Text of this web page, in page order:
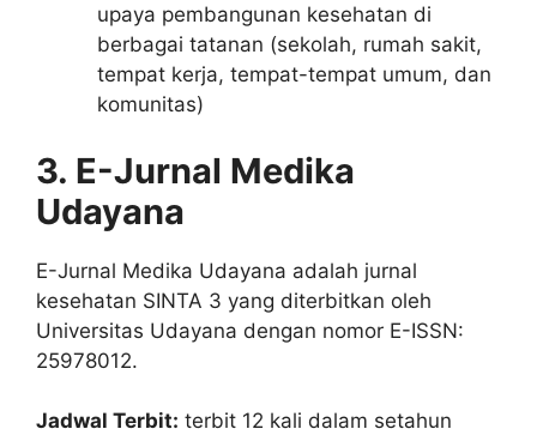
upaya pembangunan kesehatan di
berbagai tatanan (sekolah, rumah sakit,
tempat kerja, tempat-tempat umum, dan
komunitas)
3. E-Jurnal Medika
Udayana
E-Jurnal Medika Udayana adalah jurnal
kesehatan SINTA 3 yang diterbitkan oleh
Universitas Udayana dengan nomor E-ISSN:
25978012.
Jadwal Terbit: terbit 12 kali dalam setahun